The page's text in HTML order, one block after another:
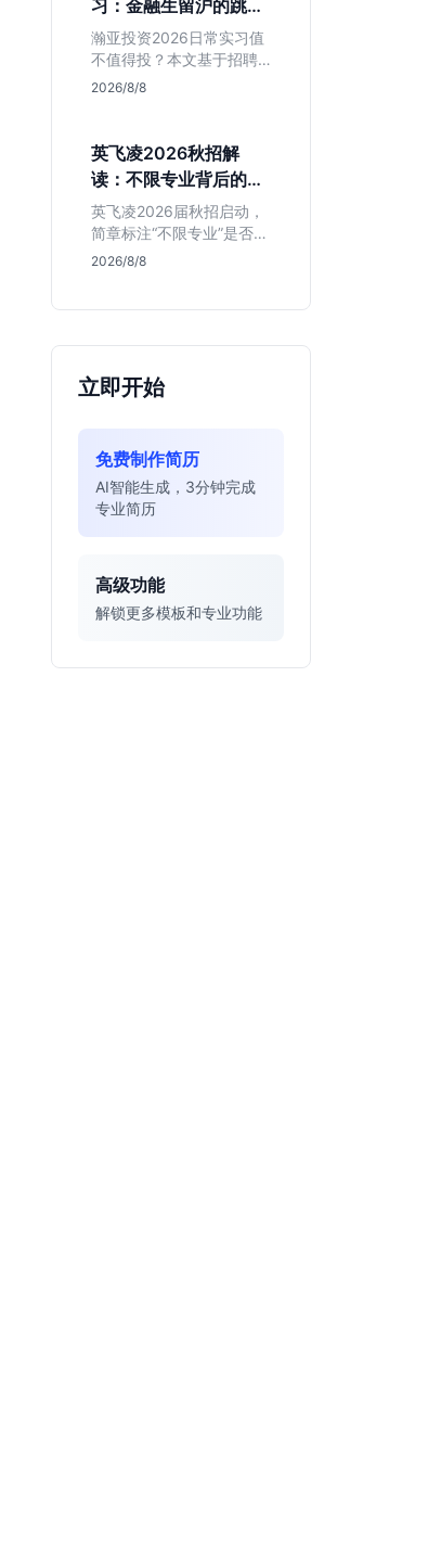
习：金融生留沪的跳板
还是坑？
瀚亚投资2026日常实习值
不值得投？本文基于招聘
简章分析：业务聚焦金融
需上海高含金量实习证
明、想接触真实资金流向
的金融生，不适合追求稳
定留用的同学。
2026/8/8
英飞凌2026秋招解
读：不限专业背后的门
槛与机会
英飞凌2026届秋招启动，
简章标注“不限专业”是否可
信？本文基于招聘简章，
断是否值得投入。
2026/8/8
立即开始
免费制作简历
AI智能生成，3分钟完成
专业简历
高级功能
解锁更多模板和专业功能